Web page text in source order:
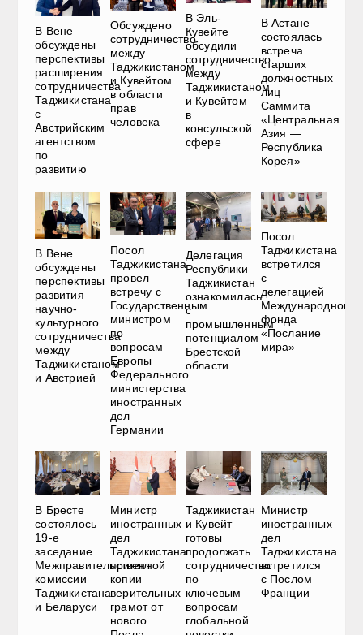
В Вене
обсуждены
перспективы
расширения
сотрудничества
Таджикистана
с
Австрийским
агентством
по
развитию
Обсуждено
сотрудничество
между
Таджикистаном
и Кувейтом
в области
прав
человека
В Эль-
Кувейте
обсудили
сотрудничество
между
Таджикистаном
и Кувейтом
в
консульской
сфере
В Астане
состоялась
встреча
старших
должностных
лиц
Саммита
«Центральная
Азия —
Республика
Корея»
В Вене
обсуждены
перспективы
развития
научно-
культурного
сотрудничества
между
Таджикистаном
и Австрией
Посол
Таджикистана
провел
встречу с
Государственным
министром
по
вопросам
Европы
Федерального
министерства
иностранных
дел
Германии
Делегация
Республики
Таджикистан
ознакомилась
с
промышленным
потенциалом
Брестской
области
Посол
Таджикистана
встретился
с
делегацией
Международного
фонда
«Послание
мира»
В Бресте
состоялось
19-е
заседание
Межправительственной
комиссии
Таджикистана
и Беларуси
Министр
иностранных
дел
Таджикистана
принял
копии
верительных
грамот от
нового
Таджикистан
и Кувейт
готовы
продолжать
сотрудничество
по
ключевым
вопросам
глобальной
Министр
иностранных
дел
Таджикистана
встретился
с Послом
Франции